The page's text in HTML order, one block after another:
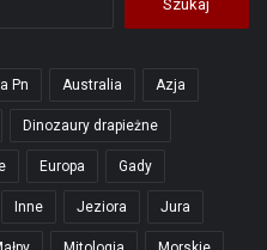
Pn Australia Azja
Dinozaury drapieżne
Europa Gady
Inne Jeziora Jura